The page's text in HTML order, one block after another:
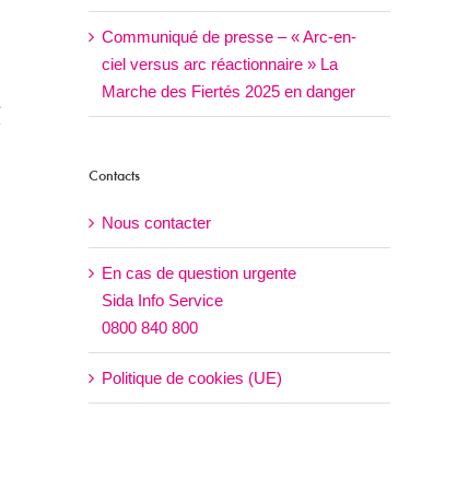
Communiqué de presse – « Arc-en-
ciel versus arc réactionnaire » La
Marche des Fiertés 2025 en danger
Contacts
Nous contacter
En cas de question urgente
Sida Info Service
0800 840 800
Politique de cookies (UE)